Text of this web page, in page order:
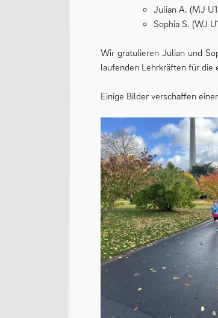
Julian A. (MJ
Sophia S. (WJ
Wir gratulieren Julian und
laufenden Lehrkräften für die
Einige Bilder verschaffen